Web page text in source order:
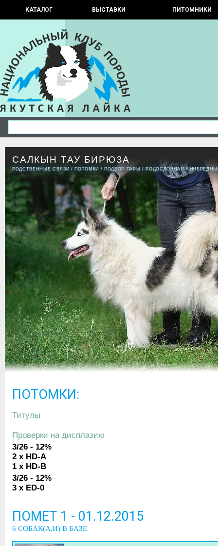
КАТАЛОГ ВЫСТАВКИ ПИТОМНИКИ
САЛКЫН ТАУ БИРЮЗА
РОДСТВЕННЫЕ СВЯЗИ / ПОТОМКИ / ПОДБОР ПАРЫ / РОДОСЛОВНАЯ/
ПОТОМКИ:
Титулы
Проверки на дисплазию
3/26 - 12%
2 x HD-A
1 x HD-B
3/26 - 12%
3 x ED-0
ПОМЕТ 1 - 01.12.2015
6 СОБАК(А,И) В БАЗЕ